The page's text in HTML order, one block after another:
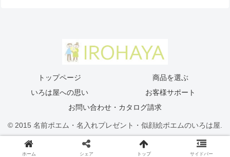
トップページ
商品を選ぶ
いろは屋への思い
お客様サポート
お問い合わせ・カタログ請求
© 2015 名前ポエム・名入れプレゼント・似顔絵ポエムのいろは屋.
ホーム シェア トップ サイドバー